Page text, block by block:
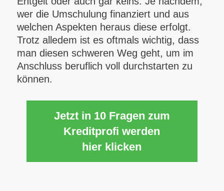
wer die Umschulung finanziert und aus
welchen Aspekten heraus diese erfolgt.
Trotz alledem ist es oftmals wichtig, dass
man diesen schweren Weg geht, um im
Anschluss beruflich voll durchstarten zu
können.
Jetzt in 10 Fragen zum
Kreditprofi werden
hier klicken